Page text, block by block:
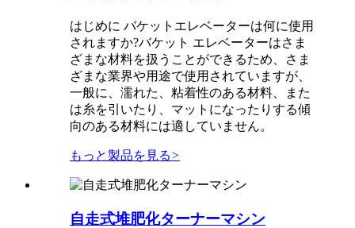
はじめに バケットエレベーターは何に使用
されますか?バケット エレベーターはさま
ざまな材料を扱うことができるため、さま
ざまな業界や用途で使用されていますが、
一般に、濡れた、粘着性のある材料、また
は糸を引いたり、マットになったりする傾
向のある材料には適していません。
もっと製品を見る>
自走式堆肥化ターナーマシン